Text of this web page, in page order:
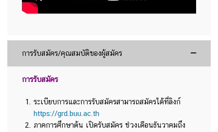
การรับสมัคร/คุณสมบัติของผู้สมัคร
การรับสมัคร
ระเบียบการและการรับสมัครสามารถสมัครได้ที่ลิงก์
https://grd.buu.ac.th
ภาคการศึกษาต้น เปิดรับสมัคร ช่วงเดือนธันวาคมถึง